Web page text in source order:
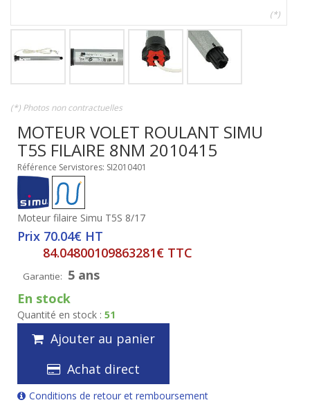
(*)
(*) Photos non contractuelles
MOTEUR VOLET ROULANT SIMU
T5S FILAIRE 8NM 2010415
Référence Servistores: SI2010401
Moteur filaire Simu T5S 8/17
Prix 70.04€ HT
84.04800109863281€ TTC
Garantie: 5 ans
En stock
Quantité en stock : 51
Ajouter au panier
Achat direct
Conditions de retour et remboursement